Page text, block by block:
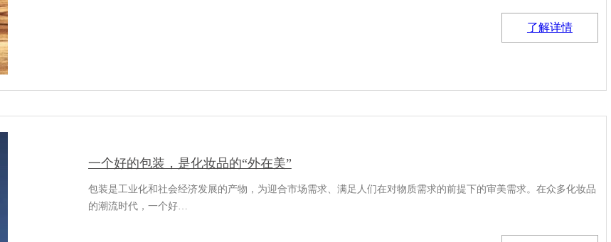
了解详情
一个好的包装，是化妆品的“外在美”
包装是工业化和社会经济发展的产物，为迎合市场需求、满足人们在对物质需求的前提下的审美需求。在众多化妆品
的潮流时代，一个好…